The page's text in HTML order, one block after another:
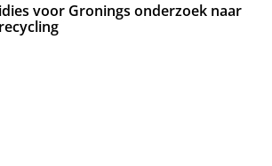
voor Gronings onderzoek naar